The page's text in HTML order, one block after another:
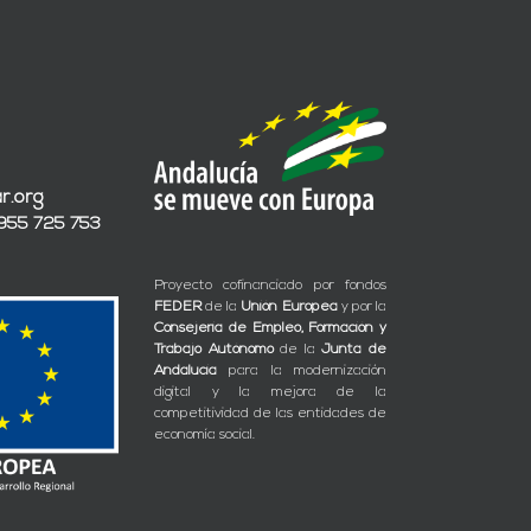
725 753
Proyecto cofinanciado por fondos
FEDERde la Unión Europeay por la
Consejería de Empleo, Formación y
Trabajo Autónomode laJunta de
Andalucía para la modernización
digital y la mejora de la
competitividad de las entidades de
economía social.